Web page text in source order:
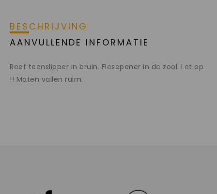
BESCHRIJVING
AANVULLENDE INFORMATIE
Reef teenslipper in bruin. Flesopener in de zool. Let op
!! Maten vallen ruim.